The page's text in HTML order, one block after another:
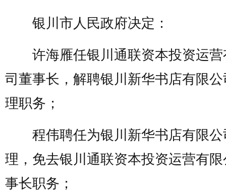
银川市人民政府决定：
许海雁任银川通联资本投资运营
司董事长，解聘银川新华书店有限
理职务；
程伟聘任为银川新华书店有限公
理，免去银川通联资本投资运营有
事长职务；